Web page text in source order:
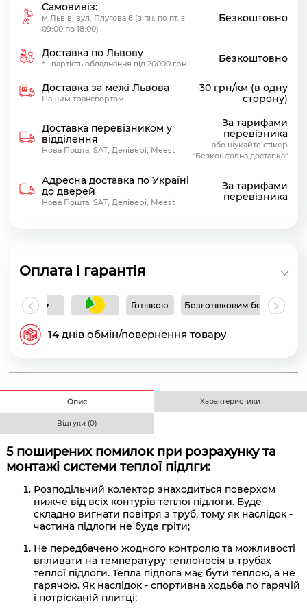
Самовивіз:
м.Львів, вул. Плугова 8 (з пн. по пт. з
09:00 по 18:00)
Безкоштовно
Доставка по Львову
* - вартість обладнання від 20000 грн. Безкоштовно
Доставка за межі Львова
Нашим транспортом
30 грн/км (в одну
сторону)
Доставка перевізником у
відділення
Нова Пошта, SAT, Делівері, Meest
За тарифами
перевізника
або шукайте стікер
"Безкоштовна доставка"
Адресна доставка по Україні
до дверей
Нова Пошта, SAT, Делівері, Meest
За тарифами
перевізника
Оплата і гарантія
Готівкою Безготівковим без ПДВ
14 днів обмін/повернення товару
Опис Характеристики
Відгуки (0)
5 поширених помилок при розрахунку та
монтажі системи теплої підлги:
Розподільчий колектор знаходиться поверхом
нижче від всіх контурів теплої підлоги. Буде
складно вигнати повітря з труб, тому як наслідок -
частина підлоги не буде гріти;
Не передбачено жодного контролю та можливості
впливати на температуру теплоносія в трубах
теплої підлоги. Тепла підлога має бути теплою, а не
гарячою. Як наслідок - спортивна ходьба по гарячій
і потрісканій плитці;